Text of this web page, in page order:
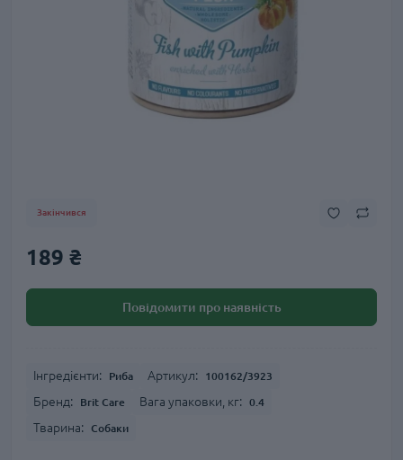
Закінчився
189 ₴
Повідомити про наявність
Інгредієнти: Риба Артикул: 100162/3923
Бренд: Brit Care Вага упаковки, кг: 0.4
Тварина: Собаки